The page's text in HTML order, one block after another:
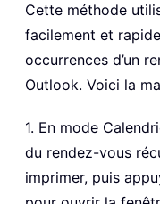
Cette méthode
facilement et
occurrences d’un
Outlook. Voici la
1. En mode
du rendez-vous
imprimer, puis